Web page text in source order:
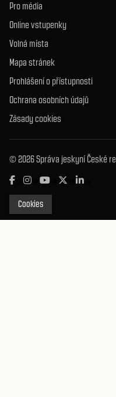
Pro média
Online vstupenky
Volná místa
Mapa stránek
Prohlášení o přístupnosti
Ochrana osobních údajů
Zásady cookies
© 2026 Správa jeskyní České
Cookies